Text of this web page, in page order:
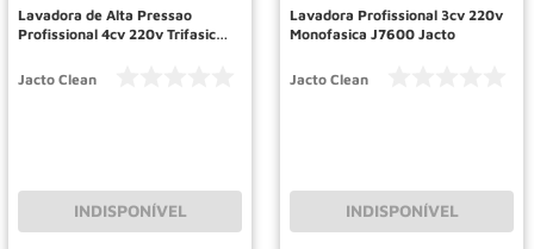
Lavadora de Alta Pressao
Profissional 4cv 220v Trifasica
Jacto Clean
INDISPONÍVEL
Lavadora Profissional 3cv 220v
Monofasica J7600 Jacto
Jacto Clean
INDISPONÍVEL